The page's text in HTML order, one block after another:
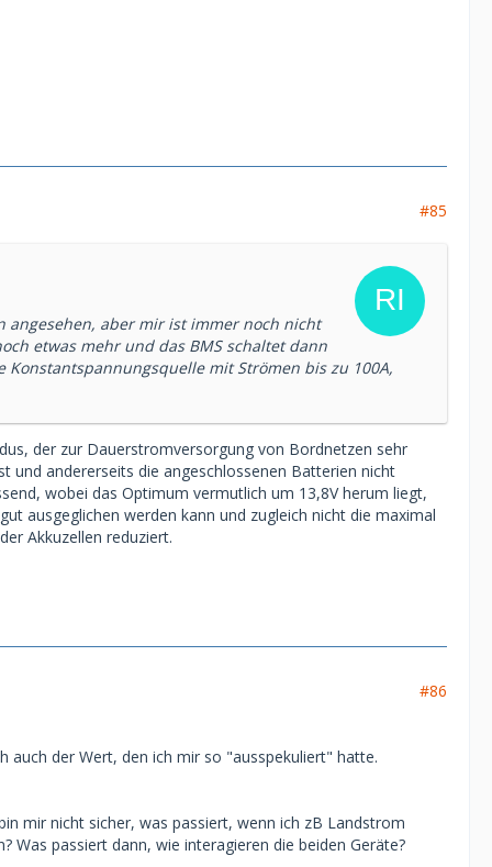
#85
angesehen, aber mir ist immer noch nicht
etwas mehr und das BMS schaltet dann
mit Strömen bis zu 100A,
der zur Dauerstromversorgung von Bordnetzen sehr
und andererseits die angeschlossenen Batterien nicht
wobei das Optimum vermutlich um 13,8V herum liegt,
ausgeglichen werden kann und zugleich nicht die maximal
Akkuzellen reduziert.
#86
auch der Wert, den ich mir so "ausspekuliert" hatte.
mir nicht sicher, was passiert, wenn ich zB Landstrom
passiert dann, wie interagieren die beiden Geräte?